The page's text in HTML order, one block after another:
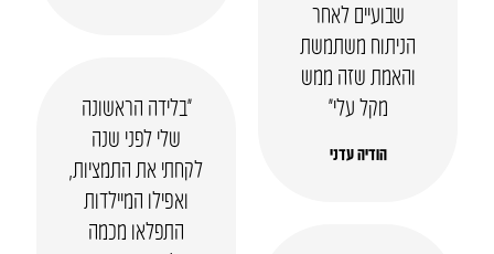
שבועיים לאחר
הניתוח משתמשת
והאמת שזה ממש
מקל עלי״
הודיה עדני
“בלידה הראשונה
שלי לפני שנה
לקחתי את התמציות,
ואפילו המיילדות
התפלאו מכמה